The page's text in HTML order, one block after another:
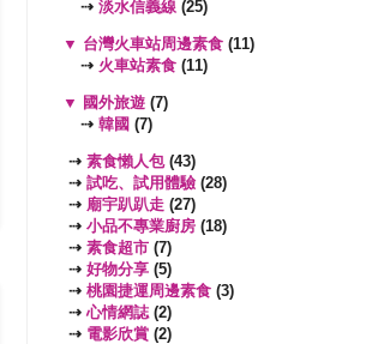
⇢ 淡水信義線 (25)
▼ 台灣火車站周邊素食 (11)
⇢ 火車站素食 (11)
▼ 國外旅遊 (7)
⇢ 韓國 (7)
⇢ 素食懶人包(43)
⇢ 試吃、試用體驗(28)
⇢ 廟宇趴趴走 (27)
⇢ 小品不專業廚房 (18)
⇢ 素食超市 (7)
⇢ 好物分享 (5)
⇢ 桃園捷運周邊素食 (3)
⇢心情網誌 (2)
⇢ 電影欣賞 (2)